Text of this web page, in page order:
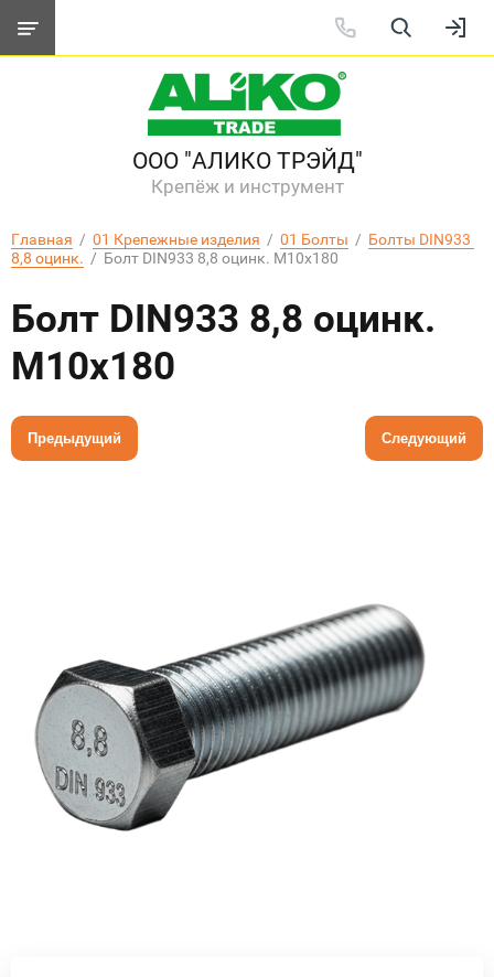
ООО "АЛИКО ТРЭЙД"
Крепёж и инструмент
Главная
  /
01 Крепежные изделия
  /
01 Болты
  /
Болты DIN933
8,8 оцинк.
  /  Болт DIN933 8,8 оцинк. M10х180
Болт DIN933 8,8 оцинк.
M10х180
Предыдущий Следующий